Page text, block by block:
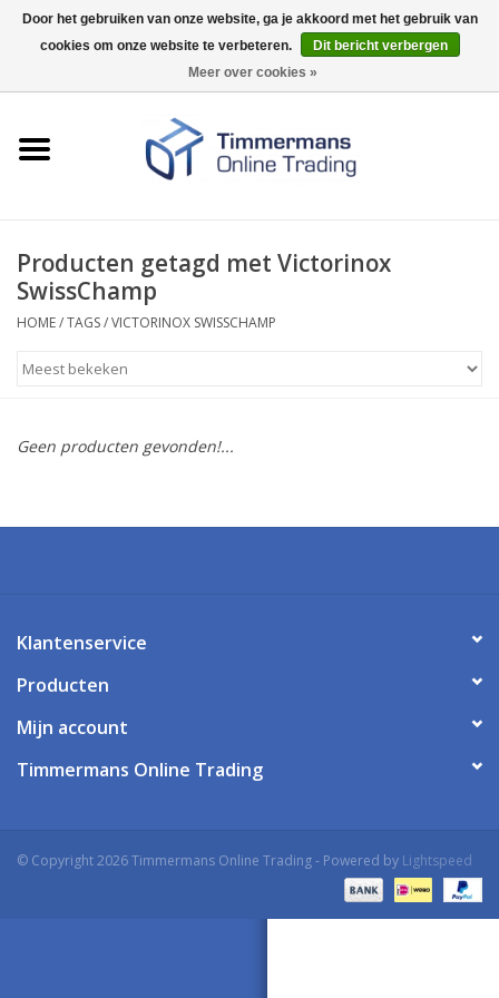
0 Artikelen - €0,00
Merken
Producten getagd met Victorinox
SwissChamp
HOME/TAGS/VICTORINOX SWISSCHAMP
Geen producten gevonden!...
Klantenservice
Producten
Mijn account
Timmermans Online Trading
© Copyright 2026 Timmermans Online Trading - Powered by Lightspeed
Door het gebruiken van onze website, ga je akkoord met het gebruik van
cookies om onze website te verbeteren.
Dit bericht verbergen
Meer over cookies »